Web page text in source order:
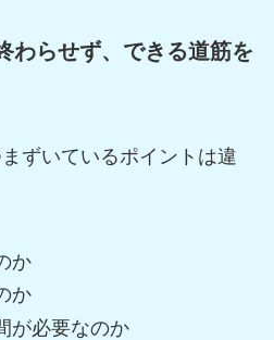
わらせず、できる道筋を
ずいているポイントは違
か
か
が必要なのか